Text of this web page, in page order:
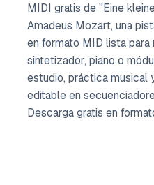
MIDI gratis de "Eine
Amadeus Mozart, una
en formato MID lista
sintetizador, piano o
estudio, práctica musical
editable en
Descarga gratis en